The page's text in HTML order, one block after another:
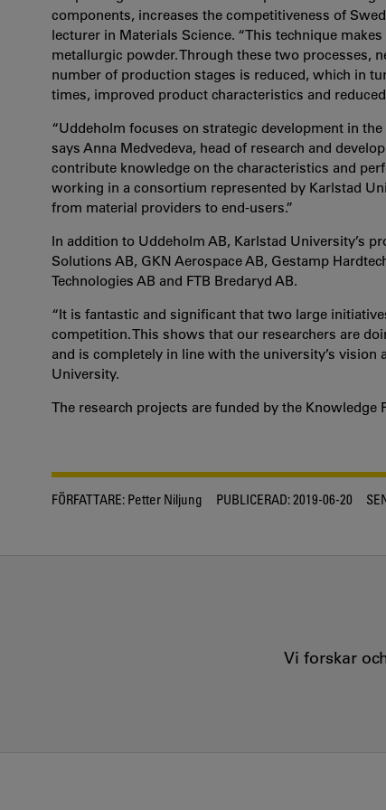
components, increases the competitiveness of
lecturer in Materials Science. “This technique
metallurgic powder. Through these two processes,
number of production stages is reduced, which in
times, improved product characteristics and reduced
“Uddeholm focuses on strategic development in
says Anna Medvedeva, head of research and
contribute knowledge on the characteristics and
working in a consortium represented by Karlstad
from material providers to end-users.”
In addition to Uddeholm AB, Karlstad University’s
Solutions AB, GKN Aerospace AB, Gestamp
Technologies AB and FTB Bredaryd AB.
“It is fantastic and significant that two large
competition. This shows that our researchers are
and is completely in line with the university’s vision
University.
The research projects are funded by the
FÖRFATTARE: Petter Niljung PUBLICERAD:2019-06-20
Vi forskar